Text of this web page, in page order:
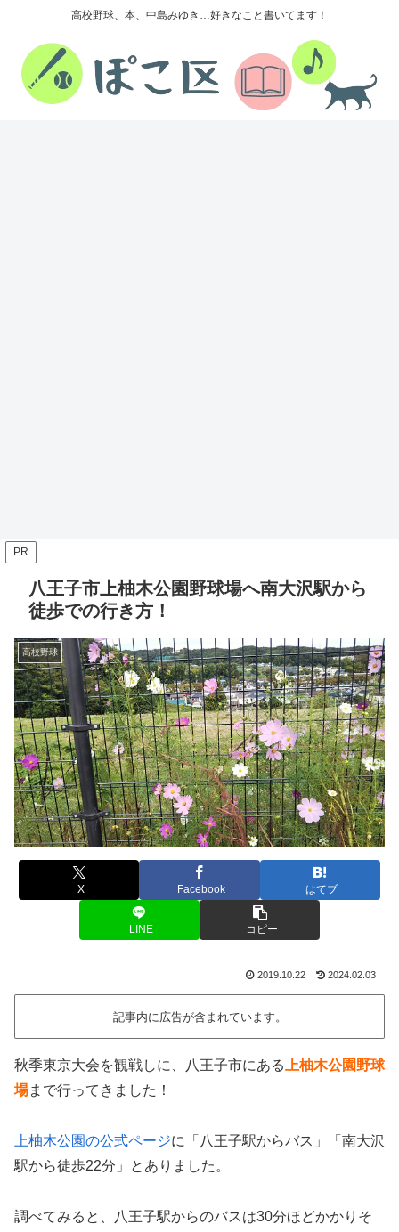
高校野球、本、中島みゆき…好きなこと書いてます！
PR
八王子市上柚木公園野球場へ南大沢駅から
徒歩での行き方！
高校野球
X Facebook はてブ
LINE コピー
2019.10.22 2024.02.03
記事内に広告が含まれています。
秋季東京大会を観戦しに、八王子市にある
上柚木公園野球
場まで行ってきました！
上柚木公園の公式ページに「八王子駅からバス」「南大沢
駅から徒歩22分」とありました。
調べてみると、八王子駅からのバスは30分ほどかかりそ